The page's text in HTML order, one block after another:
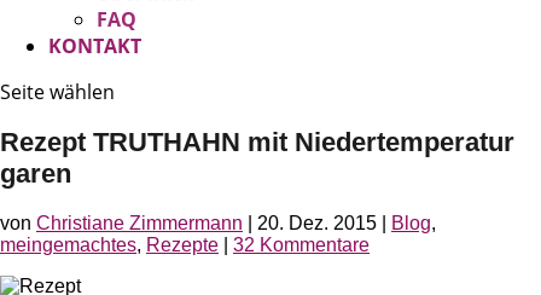
FAQ
KONTAKT
Seite wählen
Rezept TRUTHAHN mit Niedertemperatur
garen
von Christiane Zimmermann 20. Dez. 2015 Blog,
meingemachtes, Rezepte 32 Kommentare